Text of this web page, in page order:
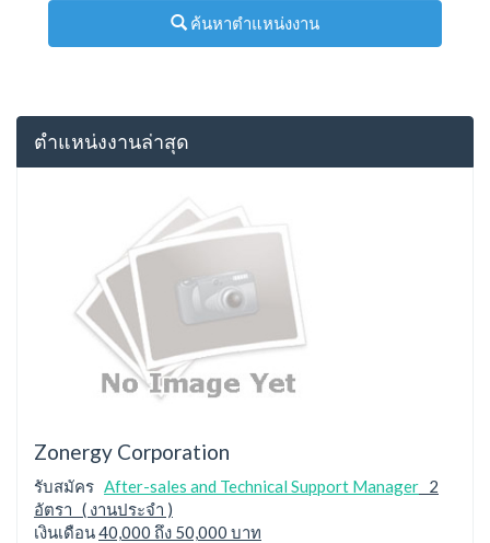
ค้นหาตำแหน่งงาน
ตำแหน่งงานล่าสุด
Zonergy Corporation
รับสมัคร After-sales and Technical Support Manager 2
อัตรา ( งานประจำ )
เงินเดือน40,000 ถึง 50,000 บาท